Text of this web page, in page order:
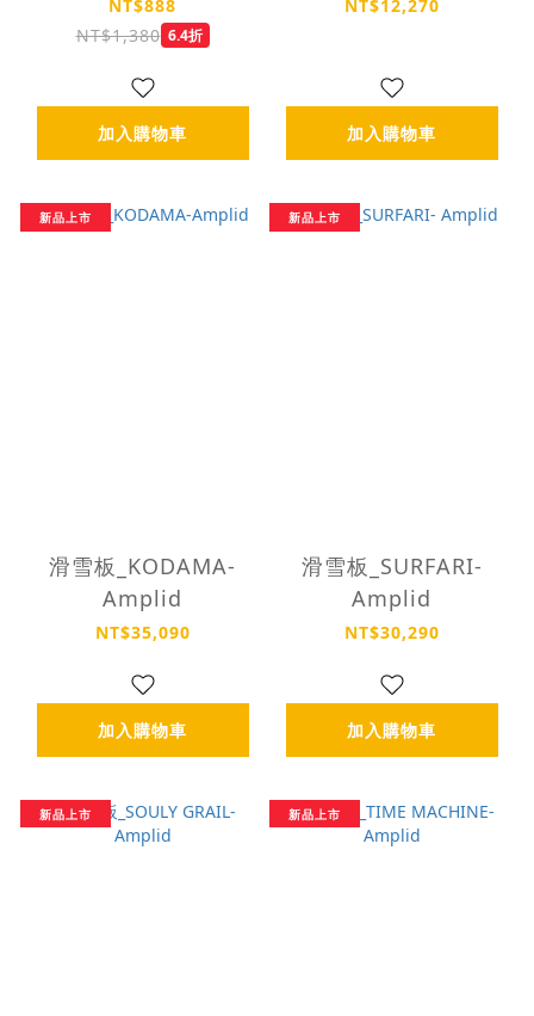
NT$888
NT$1,380 6.4折
加入購物車
NT$12,270
加入購物車
新品上市
滑雪板_KODAMA-
Amplid
NT$35,090
加入購物車
新品上市
滑雪板_SURFARI-
Amplid
NT$30,290
加入購物車
新品上市 新品上市